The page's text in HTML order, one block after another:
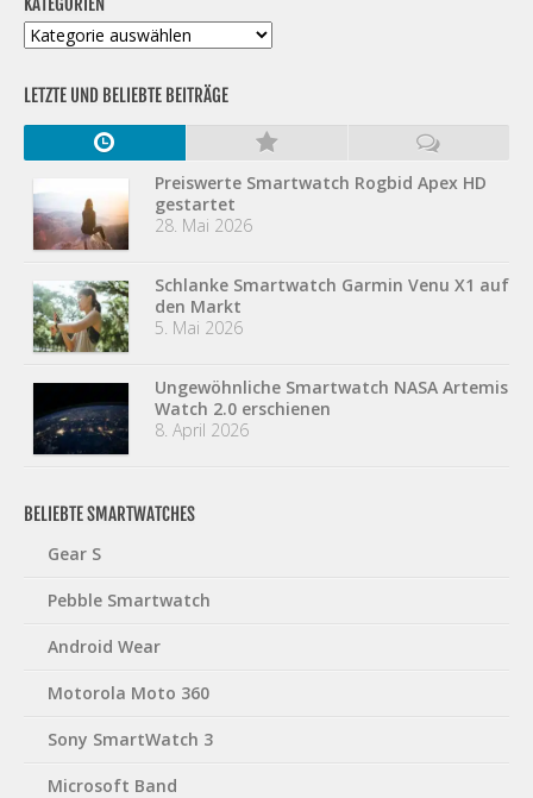
Kategorien
LETZTE UND BELIEBTE BEITRÄGE
Preiswerte Smartwatch Rogbid Apex HD
gestartet
28. Mai 2026
Schlanke Smartwatch Garmin Venu X1 auf
den Markt
5. Mai 2026
Ungewöhnliche Smartwatch NASA Artemis
Watch 2.0 erschienen
8. April 2026
BELIEBTE SMARTWATCHES
Gear S
Pebble Smartwatch
Android Wear
Motorola Moto 360
Sony SmartWatch 3
Microsoft Band